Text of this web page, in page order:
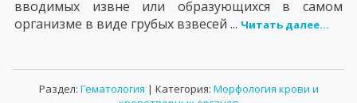
вводимых извне или образующихся в самом
организме в виде грубых взвесей ... Читать далее...
Раздел: Гематология | Категория: Морфология крови и